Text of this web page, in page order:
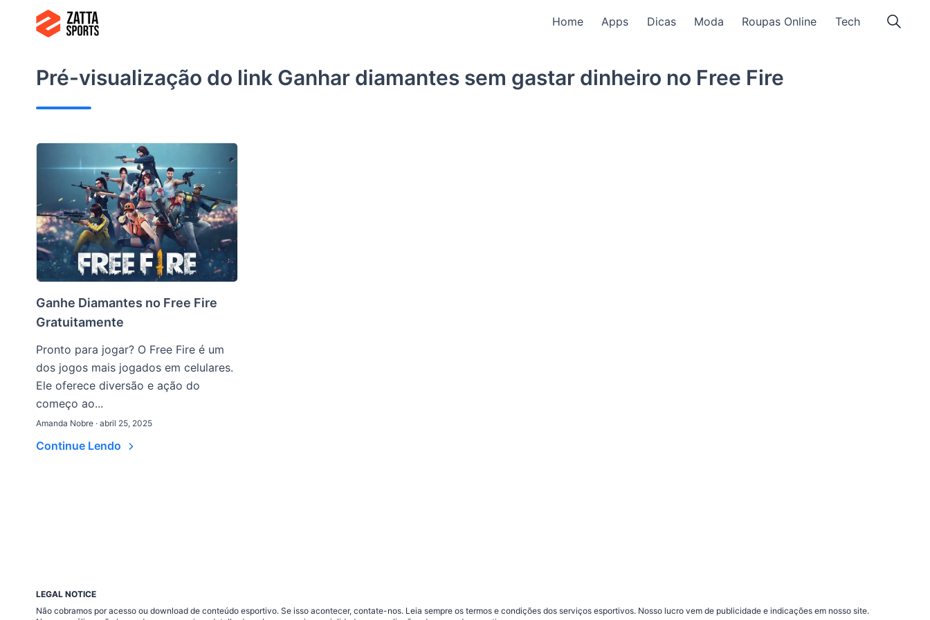
conteúdo
Home Apps Dicas Moda Roupas Online Tech
Pré-visualização do link Ganhar diamantes sem gastar dinheiro no Free Fire
Ganhe Diamantes no Free Fire
Gratuitamente
Pronto para jogar? O Free Fire é um
dos jogos mais jogados em celulares.
Ele oferece diversão e ação do
começo ao...
Amanda Nobre · abril 25, 2025
Continue Lendo
LEGAL NOTICE
Não cobramos por acesso ou download de conteúdo esportivo. Se isso acontecer, contate-nos. Leia sempre os termos e condições dos serviços esportivos. Nosso lucro vem de publicidade e indicações em nosso site.